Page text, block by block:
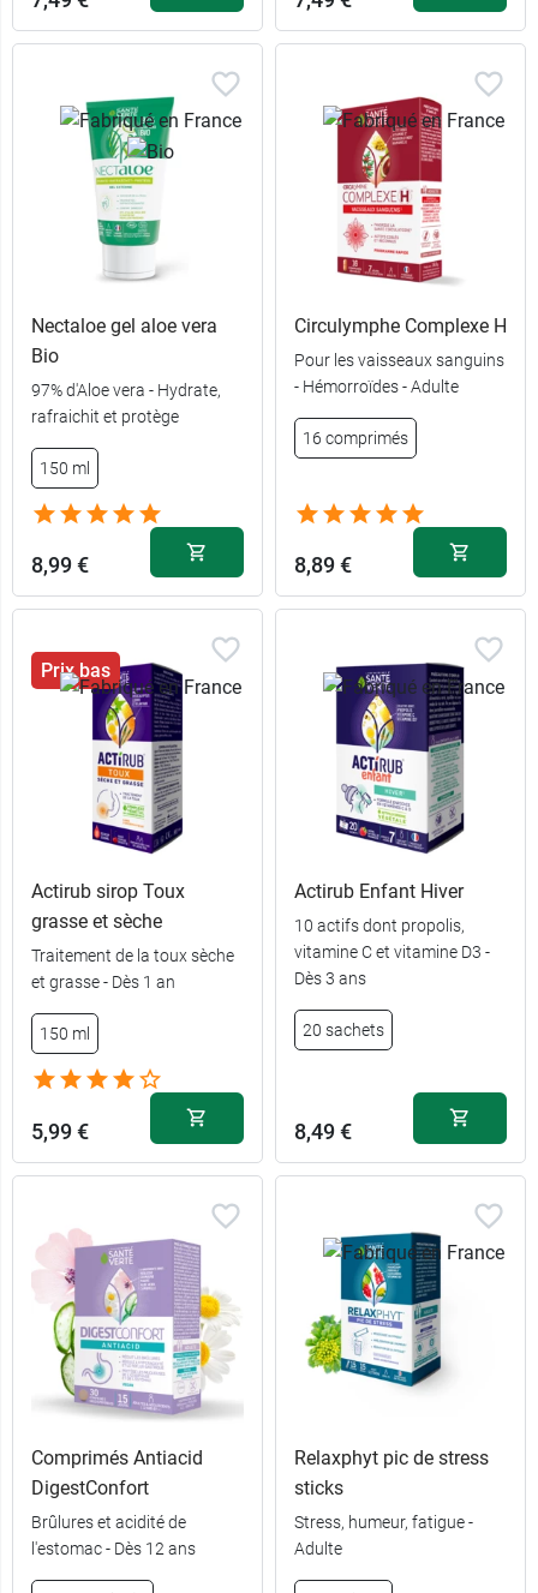
Nectaloe gel aloe vera
Bio
97% d'Aloe vera - Hydrate,
rafraichit et protège
150 ml
8,99 €
Circulymphe Complexe H
Pour les vaisseaux sanguins
- Hémorroïdes - Adulte
16 comprimés
8,89 €
Prix bas
Actirub sirop Toux
grasse et sèche
Traitement de la toux sèche
et grasse - Dès 1 an
150 ml
5,99 €
Actirub Enfant Hiver
10 actifs dont propolis,
vitamine C et vitamine D3 -
Dès 3 ans
20 sachets
8,49 €
Comprimés Antiacid
DigestConfort
Brûlures et acidité de
l'estomac - Dès 12 ans
Relaxphyt pic de stress
sticks
Stress, humeur, fatigue -
Adulte